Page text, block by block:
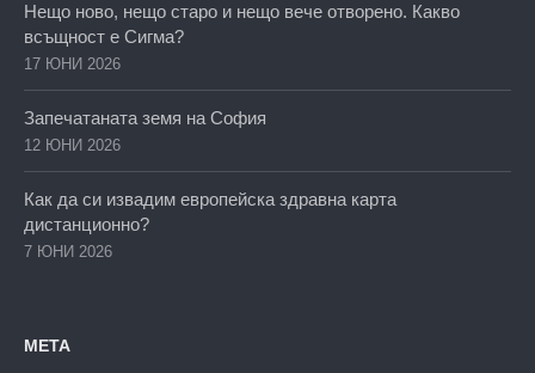
Нещо ново, нещо старо и нещо вече отворено. Какво
всъщност е Сигма?
17 ЮНИ 2026
Запечатаната земя на София
12 ЮНИ 2026
Как да си извадим европейска здравна карта
дистанционно?
7 ЮНИ 2026
МЕТА